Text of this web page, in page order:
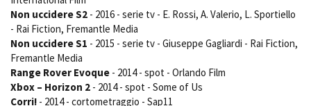
Non uccidere S2 - 2016 - serie tv - E. Rossi, A. Valerio, L. Sportiello
- Rai Fiction, Fremantle Media
Non uccidere S1 - 2015 - serie tv - Giuseppe Gagliardi - Rai Fiction,
Fremantle Media
Range Rover Evoque - 2014 - spot - Orlando Film
Xbox – Horizon 2 - 2014 - spot - Some of Us
Corri! - 2014 - cortometraggio - Sap11